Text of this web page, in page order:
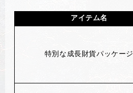
アイテム名
特別な成長財貨パッケージ